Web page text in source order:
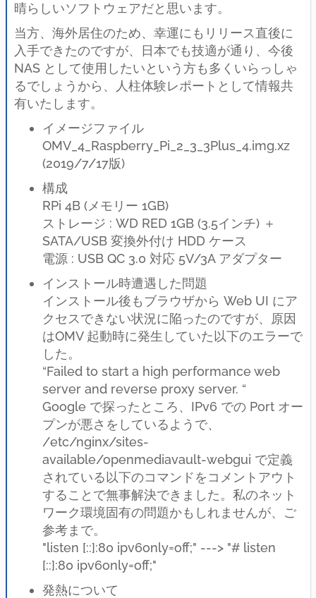
晴らしいソフトウェアだと思います。
当方、海外居住のため、幸運にもリリース直後に
入手できたのですが、日本でも技適が通り、今後
NAS として使用したいという方も多くいらっしゃ
るでしょうから、人柱体験レポートとして情報共
有いたします。
イメージファイル
OMV_4_Raspberry_Pi_2_3_3Plus_4.img.xz
(2019/7/17版)
構成
RPi 4B (メモリー 1GB)
ストレージ : WD RED 1GB (3.5インチ) ＋
SATA/USB 変換外付け HDD ケース
電源 : USB QC 3.0 対応 5V/3A アダプター
インストール時遭遇した問題
インストール後もブラウザから Web UI にア
クセスできない状況に陥ったのですが、原因
はOMV 起動時に発生していた以下のエラーで
した。
“Failed to start a high performance web
server and reverse proxy server. “
Google で探ったところ、IPv6 での Port オー
プンが悪さをしているようで、
/etc/nginx/sites-
available/openmediavault-webgui で定義
されている以下のコマンドをコメントアウト
することで無事解決できました。私のネット
ワーク環境固有の問題かもしれませんが、ご
参考まで。
"listen [::]:80 ipv6only=off;" ---> "# listen
[::]:80 ipv6only=off;"
発熱について